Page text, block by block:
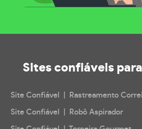
Sites confiáveis
Site Confiável | Rastreamento
Site Confiável | Robô Aspirador